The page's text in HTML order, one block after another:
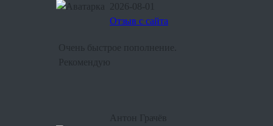
2026-08-01
Отзыв с сайта
Очень быстрое пополнение.
Рекомендую